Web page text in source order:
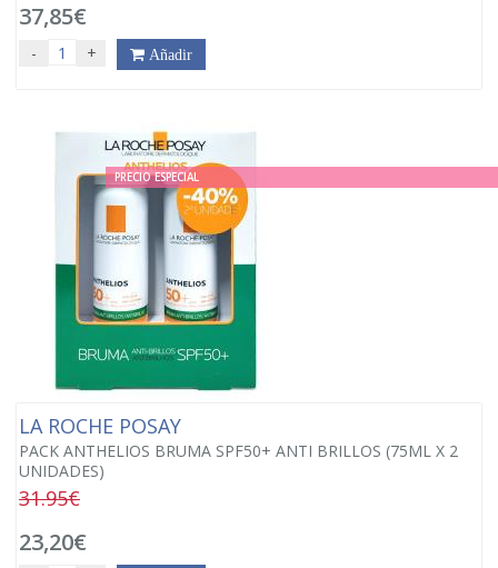
37,85€
- + Añadir
PRECIO ESPECIAL
LA ROCHE POSAY
PACK ANTHELIOS BRUMA SPF50+ ANTI BRILLOS (75ML X 2
UNIDADES)
31.95€
23,20€